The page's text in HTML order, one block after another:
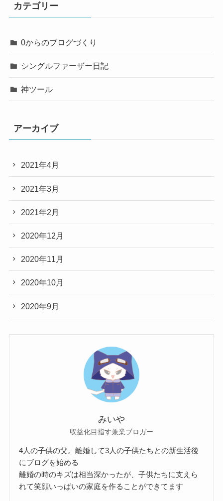
カテゴリー
0からのブログづくり
シングルファーザー日記
神ツール
アーカイブ
2021年4月
2021年3月
2021年2月
2020年12月
2020年11月
2020年10月
2020年9月
みいや
収益化目指す兼業ブロガー
4人の子供の父。離婚して3人の子供たちとの新生活後
にブログを始める
離婚の時のキズは相当深かったが、子供たちに支えら
れて笑顔いっぱいの家庭を作ることができてます